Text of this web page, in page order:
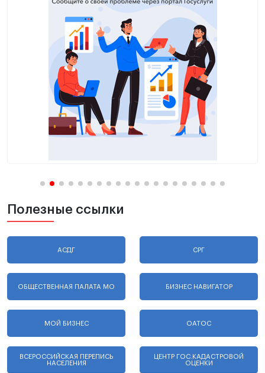
Полезные ссылки
АСДГ СРГ
ОБЩЕСТВЕННАЯ ПАЛАТА МО БИЗНЕС НАВИГАТОР
МОЙ БИЗНЕС ОАТОС
ВСЕРОССИЙСКАЯ ПЕРЕПИСЬ
НАСЕЛЕНИЯ
ЦЕНТР ГОС.КАДАСТРОВОЙ
ОЦЕНКИ